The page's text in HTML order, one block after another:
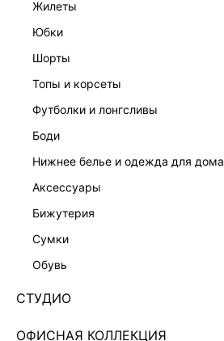
жилеты
юбки
шорты
топы и корсеты
футболки и лонгсливы
боди
нижнее белье и одежда для дома
аксессуары
бижутерия
сумки
обувь
СТУДИО
ОФИСНАЯ КОЛЛЕКЦИЯ